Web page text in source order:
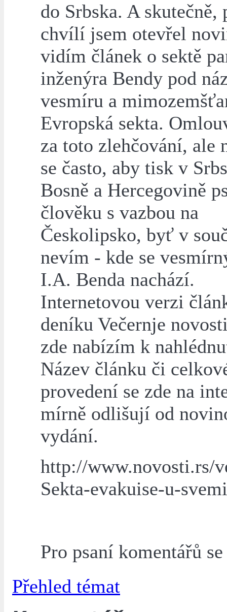
do Srbska. A skutečně,
chvílí jsem otevřel
vidím článek o sektě
inženýra Bendy pod
vesmíru a
Evropská sekta.
za toto zlehčování, ale
se často, aby tisk v
Bosně a Hercegovině
člověku s vazbou na
Českolipsko, byť v
nevím - kde se
I.A. Benda nachází.
Internetovou verzi
deníku Večernje
zde nabízím k
Název článku či
provedení se zde na
mírně odlišují od
vydání.
http://www.novosti.rs/
Sekta-evakuise-u-
Pro psaní komentářů
Přehled témat